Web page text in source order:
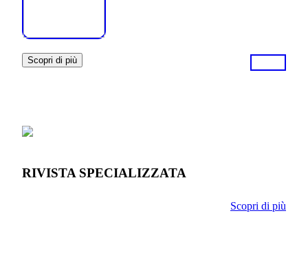
Scopri di più
RIVISTA SPECIALIZZATA
Scopri di più